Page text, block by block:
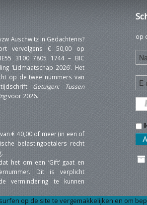
Auschwitz in Gedachtenis?
vervolgens € 50,00 op
3100 7805 1744 – BIC
‘Lidmaatschap 2026’. Het
op de twee nummers van
Getuigen: Tussen
voor 2026.
€ 40,00 of meer (in een of
belastingbetalers recht
het om een ‘Gift’ gaat en
Dit is verplicht
vermindering te kunnen
op
op de site te vergemakkelijken en om